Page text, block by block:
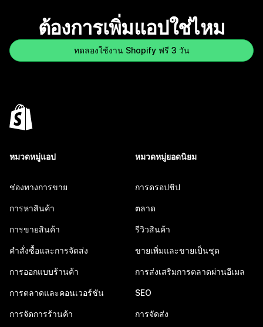
ต้องการเพิ่มแอปใช่ไหม
ทดลองใช้งาน Shopify ฟรี 3 วัน
หมวดหมู่แอป
ช่องทางการขาย
การหาสินค้า
การขายสินค้า
คำสั่งซื้อและการจัดส่ง
การออกแบบร้านค้า
การตลาดและคอนเวอร์ชัน
การจัดการร้านค้า
หมวดหมู่ยอดนิยม
การดรอปชิป
ตลาด
รีวิวสินค้า
ขายเพิ่มและขายเป็นชุด
การส่งเสริมการตลาดผ่านอีเมล
SEO
การจัดส่ง